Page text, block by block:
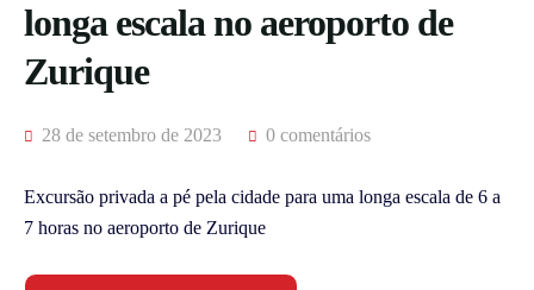
longa escala no aeroporto de
Zurique
28 de setembro de 2023 0 comentários
Excursão privada a pé pela cidade para uma longa escala de 6 a
7 horas no aeroporto de Zurique